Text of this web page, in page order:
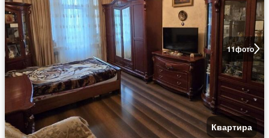
11фото
Квартира